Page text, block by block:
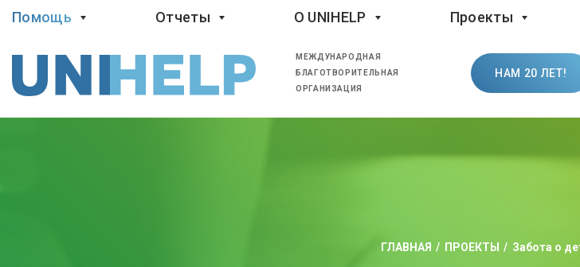
Помощь Отчеты O UNIHELP Проекты
МЕЖДУНАРОДНАЯ
БЛАГОТВОРИТЕЛЬНАЯ
ОРГАНИЗАЦИЯ
НАМ 20 ЛЕТ!
ГЛАВНАЯ ПРОЕКТЫ Забота о